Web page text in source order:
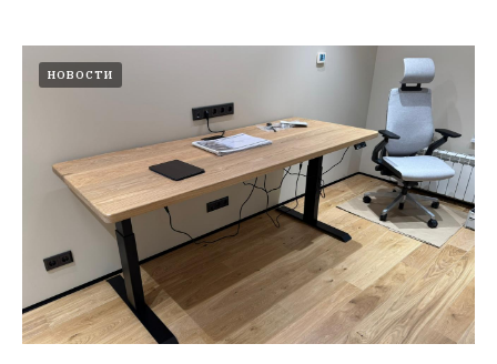
НОВОСТИ